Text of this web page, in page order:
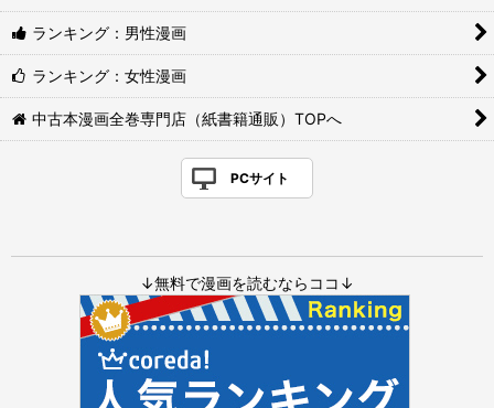
ランキング：男性漫画
ランキング：女性漫画
中古本漫画全巻専門店（紙書籍通販）TOPへ
PCサイト
↓無料で漫画を読むならココ↓